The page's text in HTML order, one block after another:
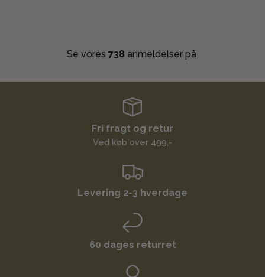
Se vores 738 anmeldelser på
Fri fragt og retur
Ved køb over 499,-
Levering 2-3 hverdage
60 dages returret